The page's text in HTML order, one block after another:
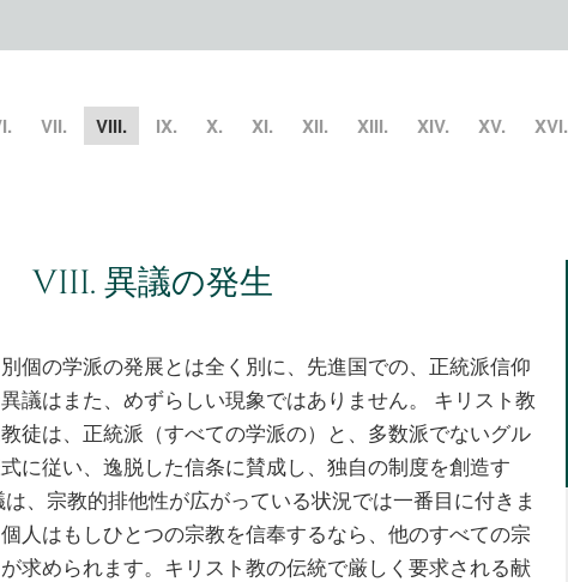
VII. VIII. IX. X. XI. XII. XIII. XIV. XV. XVI.
VIII. 異議の発生
個の学派の発展とは全く別に、先進国での、正統派信仰
議はまた、めずらしい現象ではありません。 キリスト教
徒は、正統派（すべての学派の）と、多数派でないグル
に従い、逸脱した信条に賛成し、独自の制度を創造す
、宗教的排他性が広がっている状況では一番目に付きま
人はもしひとつの宗教を信奉するなら、他のすべての宗
求められます。キリスト教の伝統で厳しく要求される献